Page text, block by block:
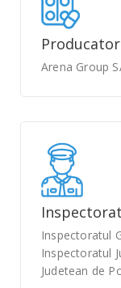
Arena Group
Inspectoratul
Inspectoratul
Judetean de